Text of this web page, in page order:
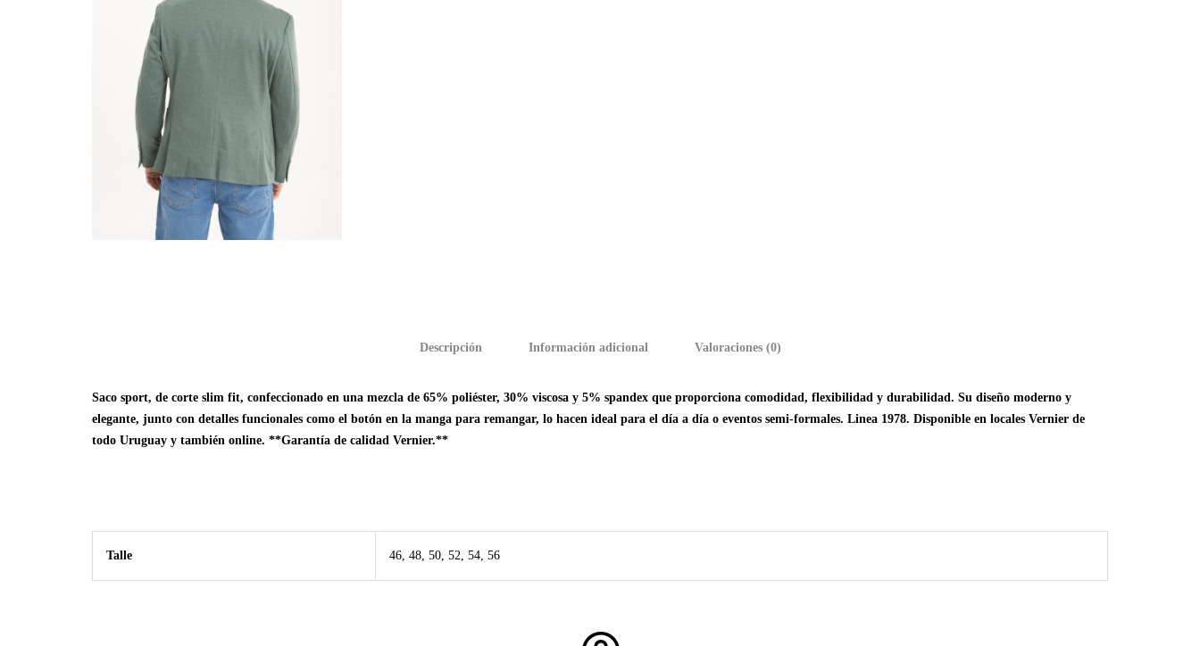
Descripción Información adicional Valoraciones (0)
Saco sport, de corte slim fit, confeccionado en una mezcla de 65% poliéster, 30% viscosa y 5% spandex que proporciona comodidad, flexibilidad y durabilidad. Su diseño moderno y
elegante, junto con detalles funcionales como el botón en la manga para remangar, lo hacen ideal para el día a día o eventos semi-formales. Linea 1978. Disponible en locales Vernier de
todo Uruguay y también online. **Garantía de calidad Vernier.**
Talle 46, 48, 50, 52, 54, 56